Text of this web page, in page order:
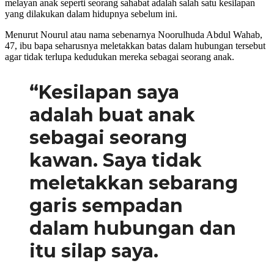
melayan anak seperti seorang sahabat adalah salah satu kesilapan
yang dilakukan dalam hidupnya sebelum ini.
Menurut Nourul atau nama sebenarnya Noorulhuda Abdul Wahab,
47, ibu bapa seharusnya meletakkan batas dalam hubungan tersebut
agar tidak terlupa kedudukan mereka sebagai seorang anak.
“Kesilapan saya
adalah buat anak
sebagai seorang
kawan. Saya tidak
meletakkan sebarang
garis sempadan
dalam hubungan dan
itu silap saya.